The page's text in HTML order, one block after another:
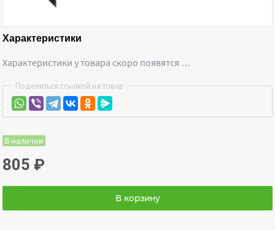
Характеристики
Характеристики у товара скоро появятся …
Поделиться ссылкой на товар
В наличии
805₽
В корзину